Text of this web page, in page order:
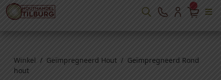
Winkel / Geïmpregneerd Hout / Geïmpregneerd Rond
hout